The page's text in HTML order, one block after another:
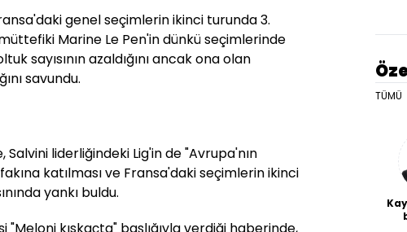
genel seçimlerin ikinci turunda 3.
Marine Le Pen'in dünkü seçimlerinde
sayısının azaldığını ancak ona olan
savundu.
liderliğindeki Lig'in de "Avrupa'nın
katılması ve Fransa'daki seçimlerin ikinci
yankı buldu.
TÜMÜ